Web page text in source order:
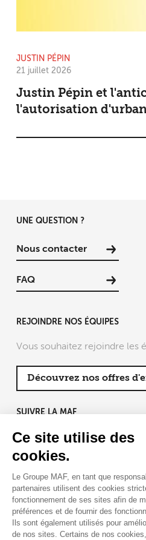
Ce site utilise des
cookies.
Le Groupe MAF, en tant que
partenaires utilisent des cookies
fonctionnement de ses sites afin de
préférences et de fournir des
Ils sont également utilisés pour
de nos sites. Certains de nos
JUSTIN PÉPIN
21 juillet 2026
Justin Pépin et
l'autorisation
UNE QUESTION ?
Nous contacter
FAQ
REJOINDRE NOS ÉQUIPES
Vous souhaitez rejoindre les
Découvrez nos offres
SUIVRE LA MAF
RETROUVEZ-NOUS SUR :